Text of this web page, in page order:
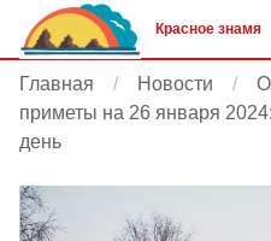
Красное знамя
Главная Новости
приметы на 26 января
день